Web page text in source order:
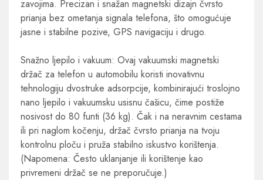
zavojima. Precizan i snažan magnetski dizajn čvrsto
prianja bez ometanja signala telefona, što omogućuje
jasne i stabilne pozive, GPS navigaciju i drugo.
Snažno ljepilo i vakuum: Ovaj vakuumski magnetski
držač za telefon u automobilu koristi inovativnu
tehnologiju dvostruke adsorpcije, kombinirajući troslojno
nano ljepilo i vakuumsku usisnu čašicu, čime postiže
nosivost do 80 funti (36 kg). Čak i na neravnim cestama
ili pri naglom kočenju, držač čvrsto prianja na tvoju
kontrolnu ploču i pruža stabilno iskustvo korištenja.
(Napomena: Često uklanjanje ili korištenje kao
privremeni držač se ne preporučuje.)